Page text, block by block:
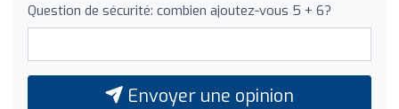
Question de sécurité: combien ajoutez-vous 5 + 6?
Envoyer une opinion